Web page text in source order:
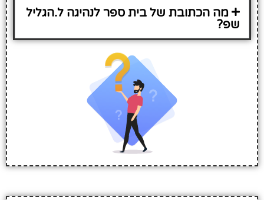
מה הכתובת של בית ספר לנהיגה ל.הגליל
שפ?